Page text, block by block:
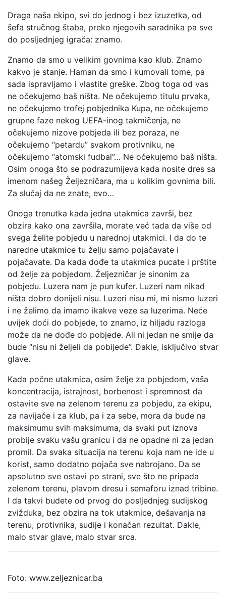
Draga naša ekipo, svi do jednog i bez izuzetka, od
šefa stručnog štaba, preko njegovih saradnika pa sve
do posljednjeg igrača: znamo.
Znamo da smo u velikim govnima kao klub. Znamo
kakvo je stanje. Haman da smo i kumovali tome, pa
sada ispravljamo i vlastite greške. Zbog toga od vas
ne očekujemo baš ništa. Ne očekujemo titulu prvaka,
ne očekujemo trofej pobjednika Kupa, ne očekujemo
grupne faze nekog UEFA-inog takmičenja, ne
očekujemo nizove pobjeda ili bez poraza, ne
očekujemo “petardu” svakom protivniku, ne
očekujemo “atomski fudbal”… Ne očekujemo baš ništa.
Osim onoga što se podrazumijeva kada nosite dres sa
imenom našeg Željezničara, ma u kolikim govnima bili.
Za slučaj da ne znate, evo…
Onoga trenutka kada jedna utakmica završi, bez
obzira kako ona završila, morate već tada da više od
svega želite pobjedu u narednoj utakmici. I da do te
naredne utakmice tu želju samo pojačavate i
pojačavate. Da kada dođe ta utakmica pucate i prštite
od želje za pobjedom. Željezničar je sinonim za
pobjedu. Luzera nam je pun kufer. Luzeri nam nikad
ništa dobro donijeli nisu. Luzeri nisu mi, mi nismo luzeri
i ne želimo da imamo ikakve veze sa luzerima. Neće
uvijek doći do pobjede, to znamo, iz hiljadu razloga
može da ne dođe do pobjede. Ali ni jedan ne smije da
bude “nisu ni željeli da pobijede”. Dakle, isključivo stvar
glave.
Kada počne utakmica, osim želje za pobjedom, vaša
koncentracija, istrajnost, borbenost i spremnost da
ostavite sve na zelenom terenu za pobjedu, za ekipu,
za navijače i za klub, pa i za sebe, mora da bude na
maksimumu svih maksimuma, da svaki put iznova
probije svaku vašu granicu i da ne opadne ni za jedan
promil. Da svaka situacija na terenu koja nam ne ide u
korist, samo dodatno pojača sve nabrojano. Da se
apsolutno sve ostavi po strani, sve što ne pripada
zelenom terenu, plavom dresu i semaforu iznad tribine.
I da takvi budete od prvog do posljednjeg sudijskog
zvižduka, bez obzira na tok utakmice, dešavanja na
terenu, protivnika, sudije i konačan rezultat. Dakle,
malo stvar glave, malo stvar srca.
Foto: www.zeljeznicar.ba